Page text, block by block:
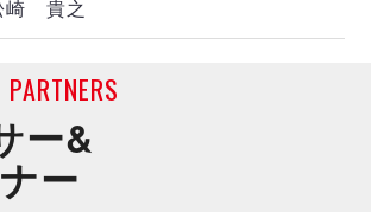
崎 貴之
ー&
ー